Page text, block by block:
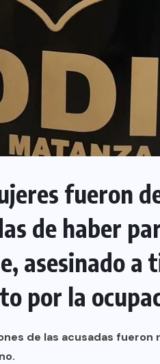
fueron
de haber
asesinado a
por la
de las acusadas